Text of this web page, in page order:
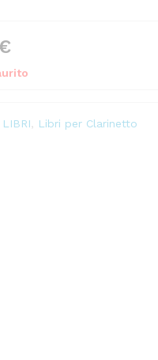
LIBRI, Libri per Clarinetto